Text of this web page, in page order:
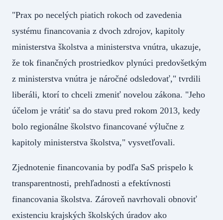
"Prax po necelých piatich rokoch od zavedenia
systému financovania z dvoch zdrojov, kapitoly
ministerstva školstva a ministerstva vnútra, ukazuje,
že tok finančných prostriedkov plynúci predovšetkým
z ministerstva vnútra je náročné odsledovať," tvrdili
liberáli, ktorí to chceli zmeniť novelou zákona. "Jeho
účelom je vrátiť sa do stavu pred rokom 2013, kedy
bolo regionálne školstvo financované výlučne z
kapitoly ministerstva školstva," vysvetľovali.
Zjednotenie financovania by podľa SaS prispelo k
transparentnosti, prehľadnosti a efektívnosti
financovania školstva. Zároveň navrhovali obnoviť
existenciu krajských školských úradov ako